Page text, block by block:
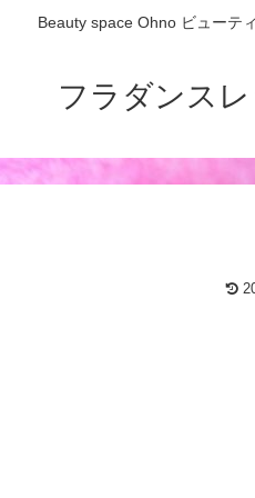
Beauty space Ohno ビューテ
フラダンス